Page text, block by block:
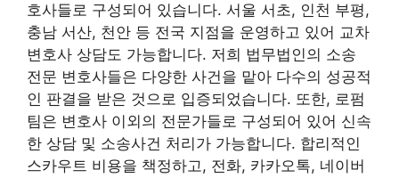
호사들로 구성되어 있습니다. 서울 서초, 인천 부평,
충남 서산, 천안 등 전국 지점을 운영하고 있어 교차
변호사 상담도 가능합니다. 저희 법무법인의 소송
전문 변호사들은 다양한 사건을 맡아 다수의 성공적
인 판결을 받은 것으로 입증되었습니다. 또한, 로펌
팀은 변호사 이외의 전문가들로 구성되어 있어 신속
한 상담 및 소송사건 처리가 가능합니다. 합리적인
스카우트 비용을 책정하고, 전화, 카카오톡, 네이버